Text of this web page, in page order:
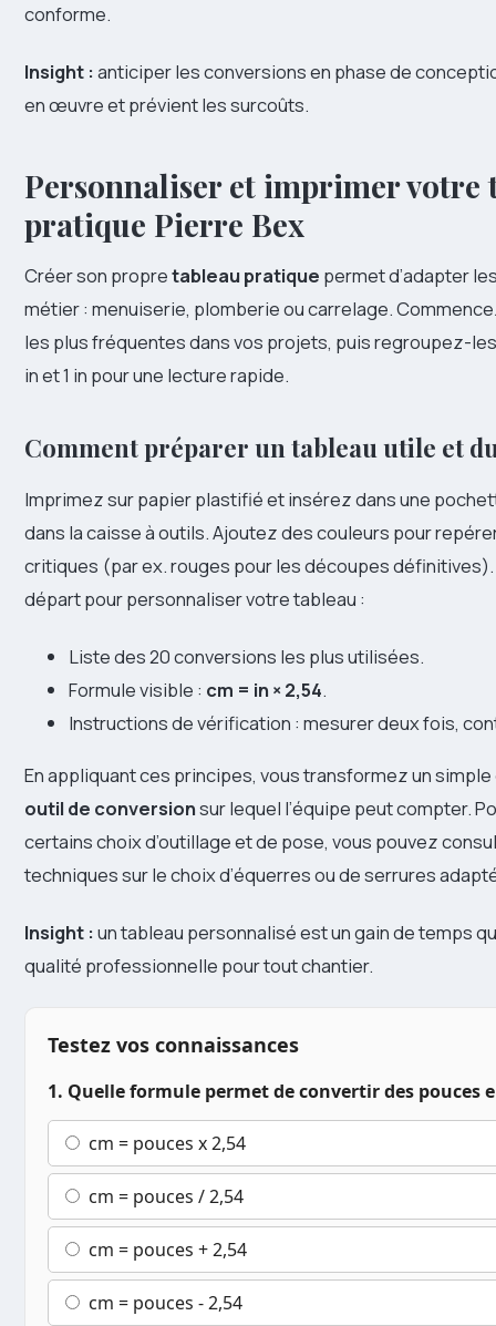
conforme.
Insight : anticiper les conversions en phase de
en œuvre et prévient les surcoûts.
Personnaliser et imprimer votre
pratique Pierre Bex
Créer son propretableau pratique permet d’adapter
métier : menuiserie, plomberie ou carrelage.
les plus fréquentes dans vos projets, puis regroupez-les
in et 1 in pour une lecture rapide.
Comment préparer un tableau utile et
Imprimez sur papier plastifié et insérez dans une
dans la caisse à outils. Ajoutez des couleurs pour
critiques (par ex. rouges pour les découpes
départ pour personnaliser votre tableau :
Liste des 20 conversions les plus utilisées.
Formule visible : cm = in × 2,54.
Instructions de vérification : mesurer deux fois,
En appliquant ces principes, vous transformez un
outil de conversionsur lequel l’équipe peut compter.
certains choix d’outillage et de pose, vous pouvez
techniques sur le choix d’équerres ou de serrures
Insight : un tableau personnalisé est un gain de temps
qualité professionnelle pour tout chantier.
Testez vos connaissances
1. Quelle formule permet de convertir des pouces
cm = pouces x 2,54
cm = pouces / 2,54
cm = pouces + 2,54
cm = pouces - 2,54